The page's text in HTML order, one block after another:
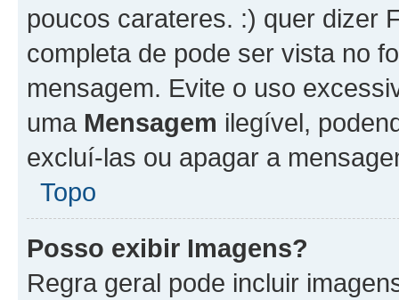
poucos carateres. :) quer dizer
completa de pode ser vista no
mensagem. Evite o uso
uma Mensagem ilegível,
excluí-las ou apagar a
Topo
Posso exibir Imagens?
Regra geral pode incluir